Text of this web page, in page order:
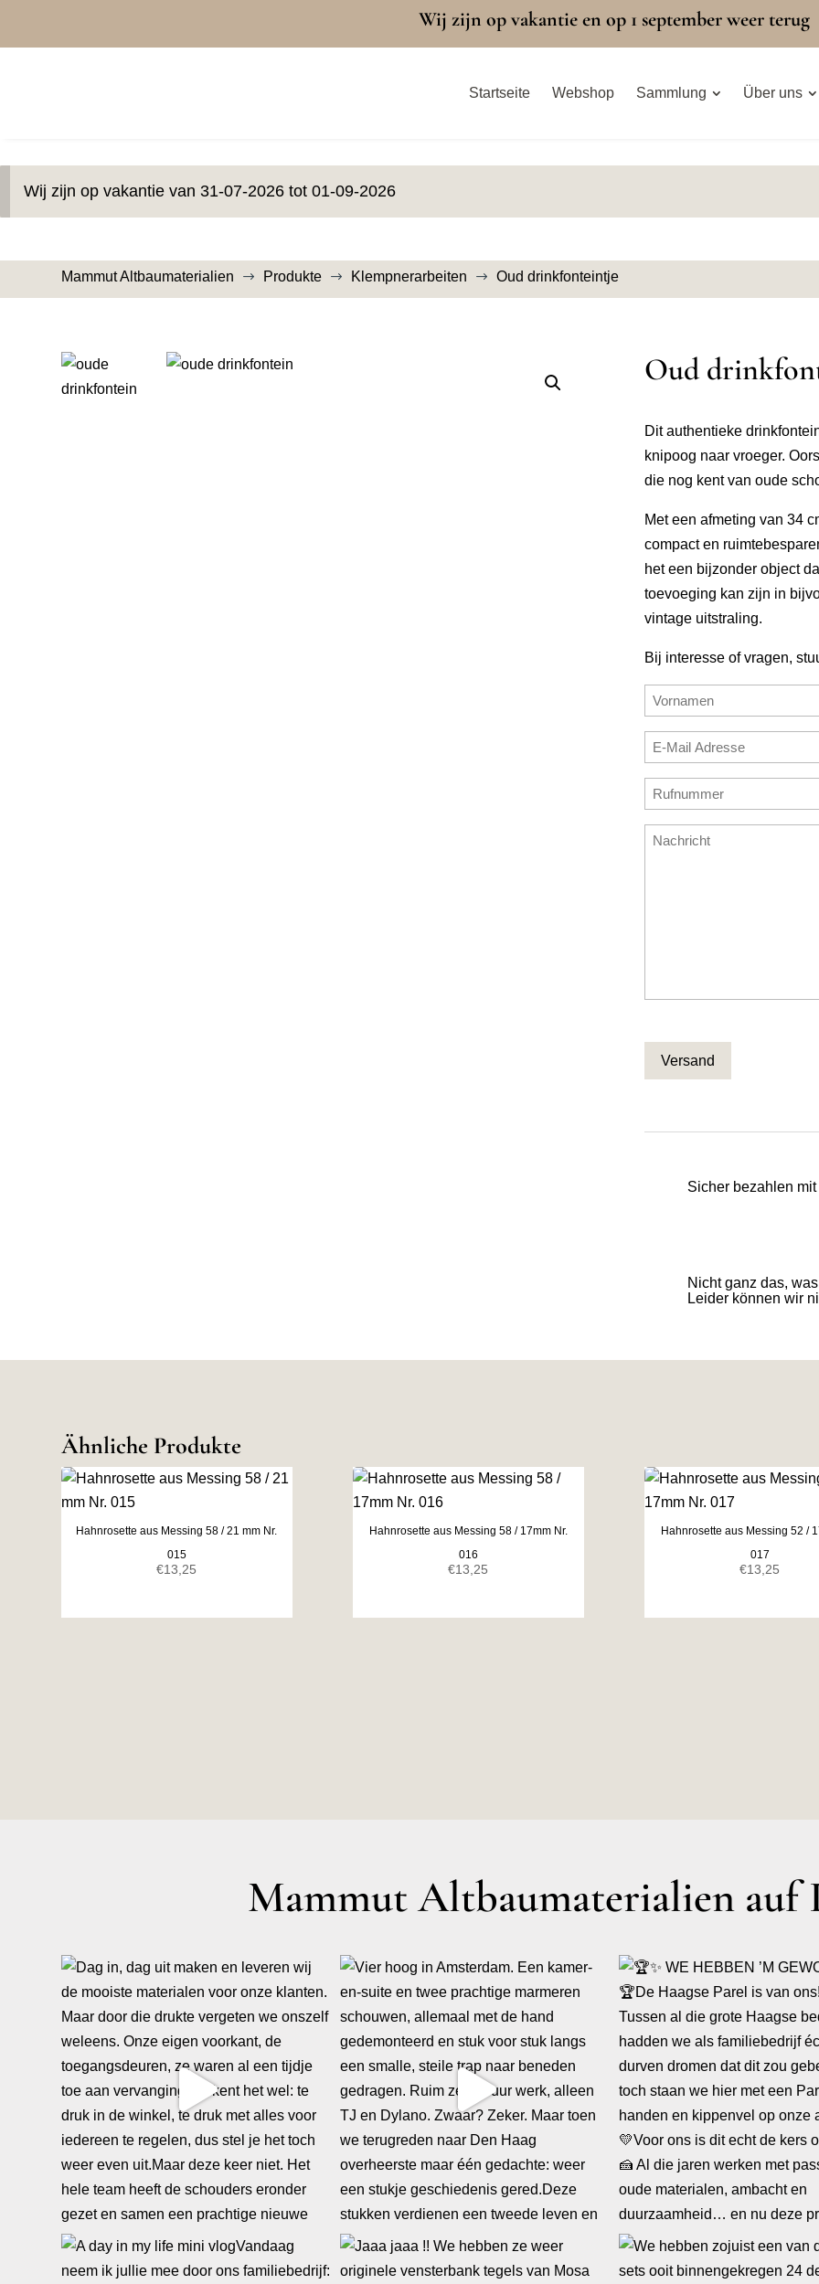
Wij zijn op vakantie en op 1 september weer terug
Startseite Webshop Sammlung Über uns
Wij zijn op vakantie van 31-07-2026 tot 01-09-2026
Mammut Altbaumaterialien $ Produkte $ Klempnerarbeiten $ Oud drinkfonteintje
Oud
Dit authentieke
knipoog naar vroeger.
die nog kent van oude
Met een afmeting van 34
compact en
het een bijzonder object
toevoeging kan zijn in
vintage uitstraling.
Bij interesse of vragen,
Name
Vorname
E-
Mail
Adresse
E-
Mail
eingeben
Rufnummer
Nachricht
Sicher bezahlen
Nicht ganz das,
Leider können wir
Ähnliche Produkte
Hahnrosette aus Messing 58 / 21 mm Nr.
015
€13,25
Hahnrosette aus Messing 58 / 17mm Nr.
016
€13,25
Hahnrosette aus Messing 52 /
017
€13,25
Mammut Altbaumaterialien auf